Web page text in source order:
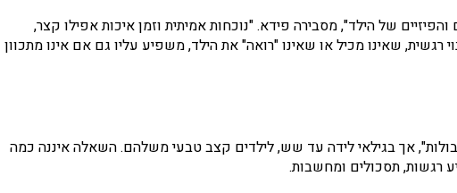
של הילד", מסבירה פידא. "נוכחות אמיתית וזמן איכות אפילו קצר,
שאינו מכיל או שאינו "רואה" את הילד, משפיע עליו גם אם אינו מתכוון
אך בגילאי לידה עד שש, לילדים קצב טבעי משלהם. השאלה איננה כמה
רגשות, תסכולים ומחשבות.